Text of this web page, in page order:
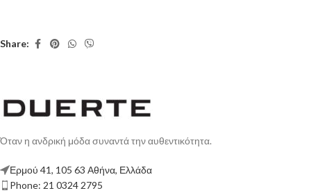
Share:
Όταν η ανδρική μόδα συναντά την αυθεντικότητα.
Ερμού 41, 105 63 Αθήνα, Ελλάδα
Phone: 21 0324 2795